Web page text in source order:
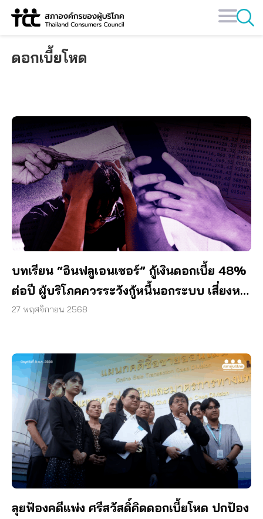
Skip
ดอกเบี้ยโหด
บทเรียน “อินฟลูเอนเซอร์” กู้เงินดอกเบี้ย 48%
ต่อปี ผู้บริโภคควรระวังกู้หนี้นอกระบบ เสี่ยงหนี้
สะสมพุ่ง
27 พฤศจิกายน 2568
ลุยฟ้องคดีแพ่ง ศรีสวัสดิ์คิดดอกเบี้ยโหด ปกป้อง